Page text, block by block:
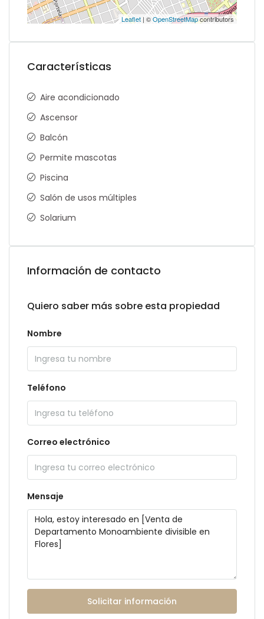
Leaflet | ©OpenStreetMapcontributors
Características
Aire acondicionado
Ascensor
Balcón
Permite mascotas
Piscina
Salón de usos múltiples
Solarium
Información de contacto
Quiero saber más sobre esta propiedad
Nombre
Teléfono
Correo electrónico
Mensaje
Solicitar información